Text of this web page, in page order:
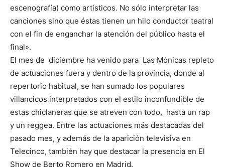
escenografía) como artísticos. No sólo interpretar las
canciones sino que éstas tienen un hilo conductor teatral
con el fin de enganchar la atención del público hasta el
final».
El mes de diciembre ha venido para Las Mónicas repleto
de actuaciones fuera y dentro de la provincia, donde al
repertorio habitual, se han sumado los populares
villancicos interpretados con el estilo inconfundible de
estas chiclaneras que se atreven con todo, hasta un rap
y un reggea. Entre las actuaciones más destacadas del
pasado mes, y además de la aparición televisiva en
Telecinco, también hay que destacar la presencia en El
Show de Berto Romero en Madrid.